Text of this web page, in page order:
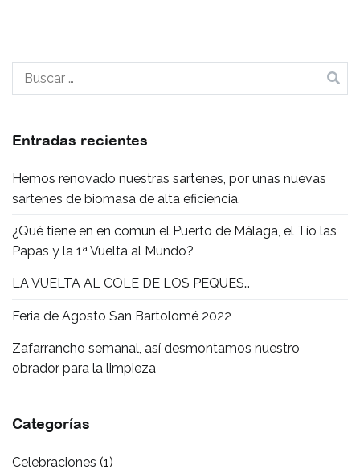
Buscar:
Entradas recientes
Hemos renovado nuestras sartenes, por unas nuevas
sartenes de biomasa de alta eficiencia.
¿Qué tiene en en común el Puerto de Málaga, el Tío las
Papas y la 1ª Vuelta al Mundo?
LA VUELTA AL COLE DE LOS PEQUES…
Feria de Agosto San Bartolomé 2022
Zafarrancho semanal, así desmontamos nuestro
obrador para la limpieza
Categorías
Celebraciones (1)